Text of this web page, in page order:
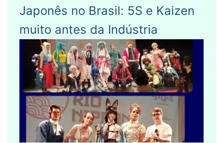
Japonês no Brasil: 5S e Kaizen
muito antes da Indústria